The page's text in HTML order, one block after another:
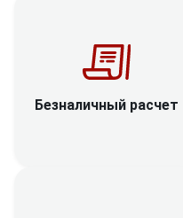
Безналичный расчет